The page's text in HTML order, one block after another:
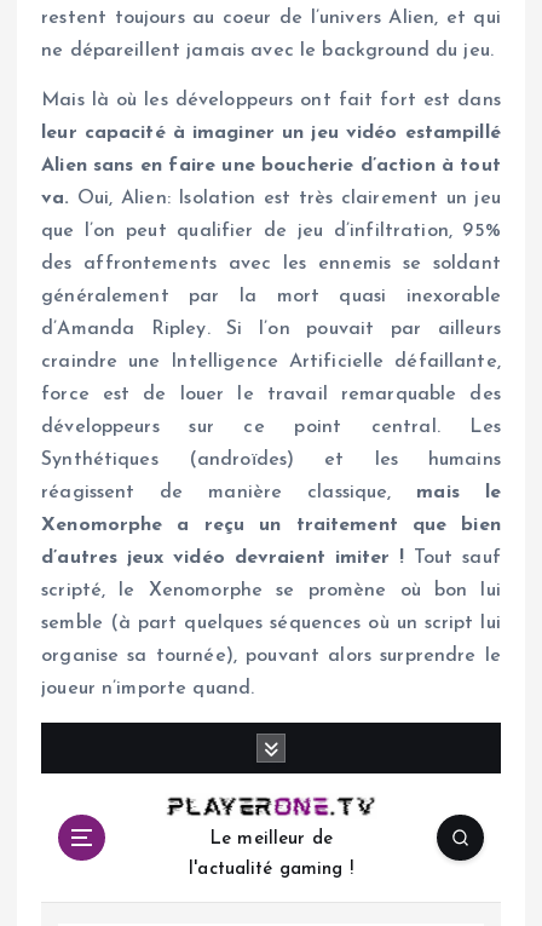
restent toujours au coeur de l’univers Alien, et qui
ne dépareillent jamais avec le background du jeu.
Mais là où les développeurs ont fait fort est dans
leur capacité à imaginer un jeu vidéo estampillé
Alien sans en faire une boucherie d’action à tout
va. Oui, Alien: Isolation est très clairement un jeu
que l’on peut qualifier de jeu d’infiltration, 95%
des affrontements avec les ennemis se soldant
généralement par la mort quasi inexorable
d’Amanda Ripley. Si l’on pouvait par ailleurs
craindre une Intelligence Artificielle défaillante,
force est de louer le travail remarquable des
développeurs sur ce point central. Les
Synthétiques (androïdes) et les humains
réagissent de manière classique, mais le
Xenomorphe a reçu un traitement que bien
d’autres jeux vidéo devraient imiter ! Tout sauf
scripté, le Xenomorphe se promène où bon lui
semble (à part quelques séquences où un script lui
organise sa tournée), pouvant alors surprendre le
joueur n’importe quand.